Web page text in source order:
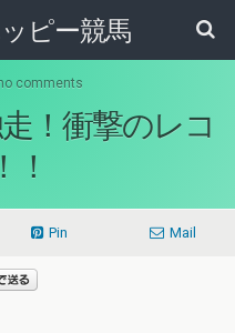
ピー競馬
comments
！衝撃のレコ
！
Pin Mail